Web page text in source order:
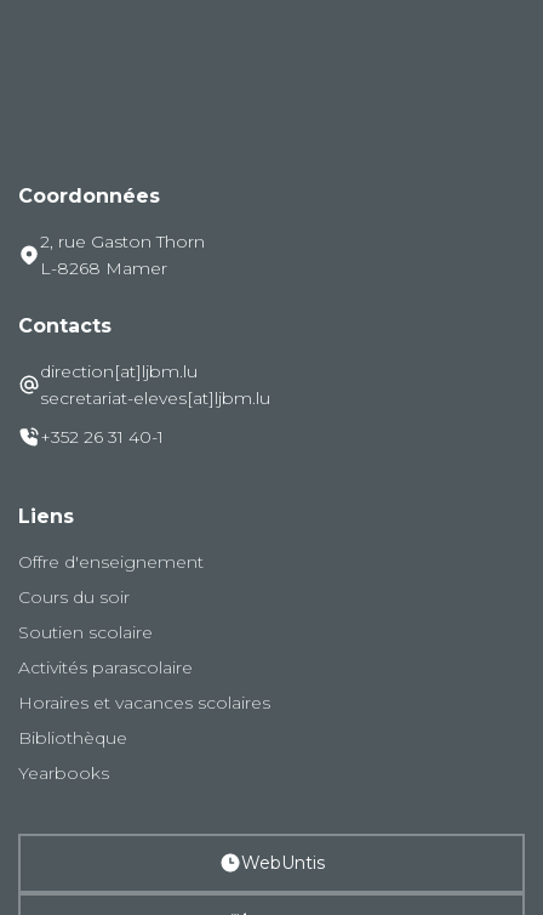
Coordonnées
2, rue Gaston Thorn
L-8268 Mamer
Contacts
direction[at]ljbm.lu
secretariat-eleves[at]ljbm.lu
+352 26 31 40-1
Liens
Offre d'enseignement
Cours du soir
Soutien scolaire
Activités parascolaire
Horaires et vacances scolaires
Bibliothèque
Yearbooks
WebUntis